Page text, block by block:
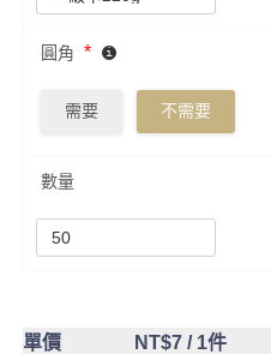
圓角 *
需要 不需要
數量
單價 NT$7/ 1件